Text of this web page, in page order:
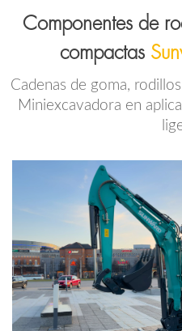
Componentes de
compactas
Cadenas de goma,
Miniexcavadora en